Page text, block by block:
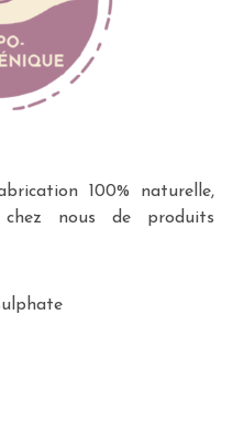
100% naturelle,
nous de produits